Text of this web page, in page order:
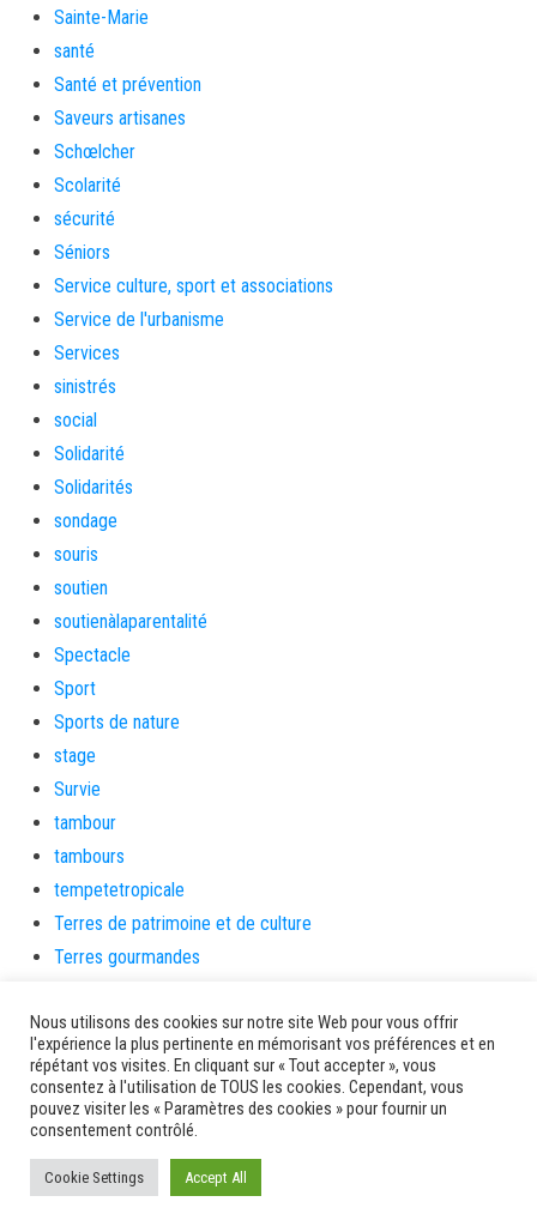
Sainte-Marie
santé
Santé et prévention
Saveurs artisanes
Schœlcher
Scolarité
sécurité
Séniors
Service culture, sport et associations
Service de l'urbanisme
Services
sinistrés
social
Solidarité
Solidarités
sondage
souris
soutien
soutienàlaparentalité
Spectacle
Sport
Sports de nature
stage
Survie
tambour
tambours
tempetetropicale
Terres de patrimoine et de culture
Terres gourmandes
Tourisme
toussaint
tradition
Transition Energétique
Transport et routes
Travail
Nous utilisons des cookies sur notre site Web pour vous offrir
l'expérience la plus pertinente en mémorisant vos préférences et en
répétant vos visites. En cliquant sur « Tout accepter », vous
consentez à l'utilisation de TOUS les cookies. Cependant, vous
pouvez visiter les « Paramètres des cookies » pour fournir un
consentement contrôlé.
Cookie Settings Accept All